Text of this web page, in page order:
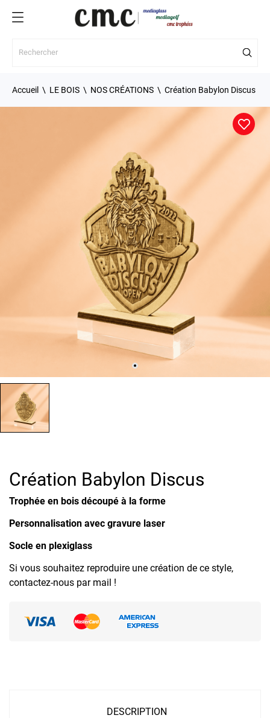
Accueil LE BOIS NOS CRÉATIONS Création Babylon Discus
Création Babylon Discus
Trophée en bois découpé à la forme
Personnalisation avec gravure laser
Socle en plexiglass
Si vous souhaitez reproduire une création de ce style,
contactez-nous par mail !
DESCRIPTION